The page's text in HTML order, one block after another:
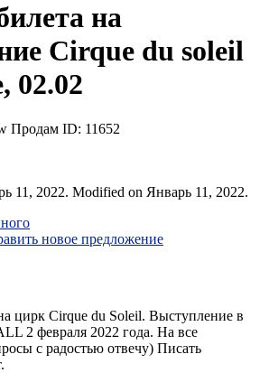
на
Cirque du soleil
02.02
Продам ID: 11652
11, 2022. Modified on Январь 11, 2022.
новое предложение
цирк Cirque du Soleil. Выступление в
2 февраля 2022 года. На все
с радостью отвечу) Писать